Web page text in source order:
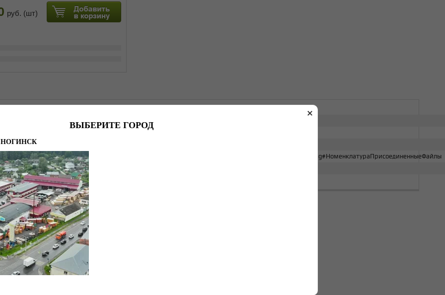
руб. (шт)
Датчик движения руки 36/72W 12-24V белый с кабелем Feron SEN 32 32537
Товар
import_files/21/218d14fd484d11ec80bbb4b52f63cefa_218d14fe484d11ec80bbb4b52f63cefa.jpg#НоменклатураПрисоединенныеФайлы
ЭЗ-00004130
ВЫБЕРИТЕ ГОРОД